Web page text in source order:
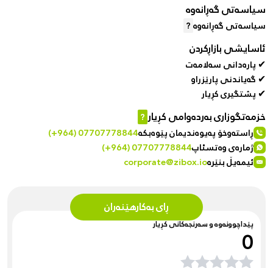
ڕای بەکارهێنەران
پێداچوونەوە و سەرنجەکانی کڕیار
0
سیاسەتی گەڕانەوە
سیاسەتی گەڕانەوە?
ئاسایشی بازاڕکردن
✔ پارەدانی سەلامەت
✔ گەیاندنی پارێزراو
✔ پشتگیری کڕیار
خزمەتگوزاری بەردەوامی کڕیار?
ڕاستەوخۆ پەیوەندیمان پێوەبکە(+964) 07707778844
ژمارەی وەتسئاپ(+964) 07707778844
ئیمەیڵ بنێرەcorporate@zibox.io